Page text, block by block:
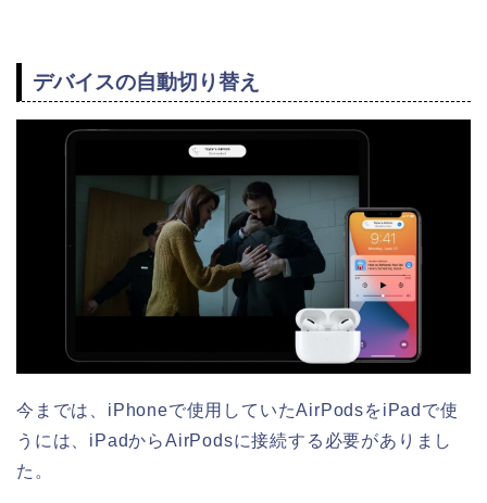
デバイスの自動切り替え
今までは、iPhoneで使用していたAirPodsをiPadで使
うには、iPadからAirPodsに接続する必要がありまし
た。